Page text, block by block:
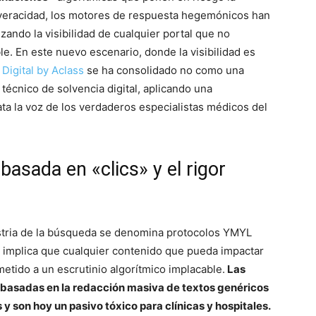
los motores de respuesta hegemónicos han
la visibilidad de cualquier portal que no
En este nuevo escenario, donde la visibilidad es
by Aclass se ha consolidado no como una
de solvencia digital, aplicando una
la voz de los verdaderos especialistas médicos del
en «clics» y el rigor
de la búsqueda se denomina protocolos YMYL
que cualquier contenido que pueda impactar
a un escrutinio algorítmico implacable. Las
en la redacción masiva de textos genéricos
son hoy un pasivo tóxico para clínicas y hospitales.